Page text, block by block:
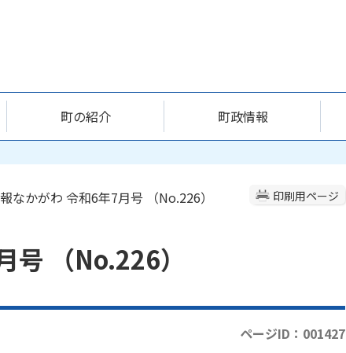
町の紹介 町政情報
印刷用ページ
なかがわ 令和6年7月号 （No.226）
号 （No.226）
ページID：001427